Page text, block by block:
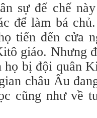
sự đế chế
để làm bá
tiến đến cửa
giáo. Nhưng
họ bị đội quân
châu Âu
cũng như về